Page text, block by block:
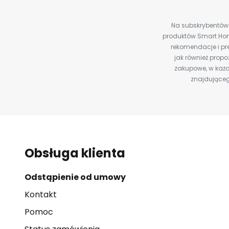
Na
produktów Smart
rekomendacje i
jak również
zakupowe, w
Obsługa klienta
Odstąpienie od umowy
Kontakt
Pomoc